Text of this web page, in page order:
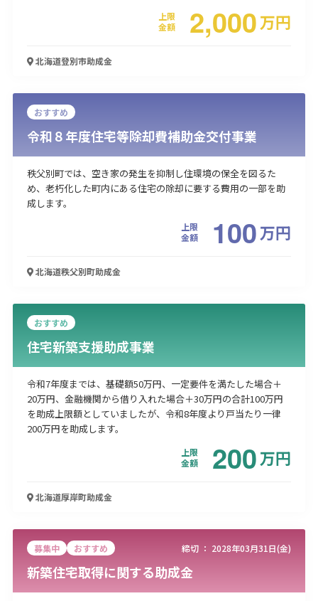
上限
金額
2,000万円
北海道登別市助成金
おすすめ
令和８年度住宅等除却費補助金交付事業
秩父別町では、空き家の発生を抑制し住環境の保全を図るた
め、老朽化した町内にある住宅の除却に要する費用の一部を助
成します。
上限
金額
100万円
北海道秩父別町助成金
おすすめ
住宅新築支援助成事業
令和7年度までは、基礎額50万円、一定要件を満たした場合＋
20万円、金融機関から借り入れた場合＋30万円の合計100万円
を助成上限額としていましたが、令和8年度より戸当たり一律
200万円を助成します。
上限
金額
200万円
北海道厚岸町助成金
募集中 おすすめ 締切 ： 2028年03月31日(金)
新築住宅取得に関する助成金